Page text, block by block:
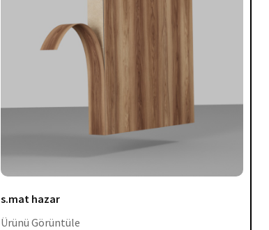
s.mat hazar
Ürünü Görüntüle